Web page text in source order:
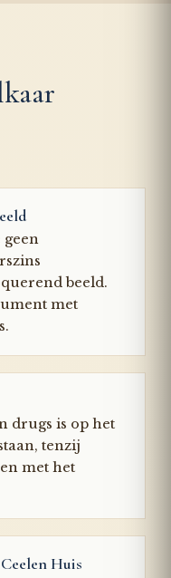
geen
beeld.
met
drugs is op het
tenzij
met het
Huis